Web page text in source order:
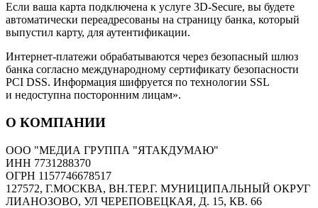
Если ваша карта подключена к услуге 3D-Secure, вы будете
автоматически переадресованы на страницу банка, который
выпустил карту, для аутентификации.
Интернет-платежи обрабатываются через безопасный шлюз
банка согласно международному сертификату безопасности
PCI DSS. Информация шифруется по технологии SSL
и недоступна посторонним лицам».
О КОМПАНИИ
ООО "МЕДИА ГРУППА "ЯТАКДУМАЮ"
ИНН 7731288370
ОГРН 1157746678517
127572, Г.МОСКВА, ВН.ТЕР.Г. МУНИЦИПАЛЬНЫЙ ОКРУГ
ЛИАНОЗОВО, УЛ ЧЕРЕПОВЕЦКАЯ, Д. 15, КВ. 66